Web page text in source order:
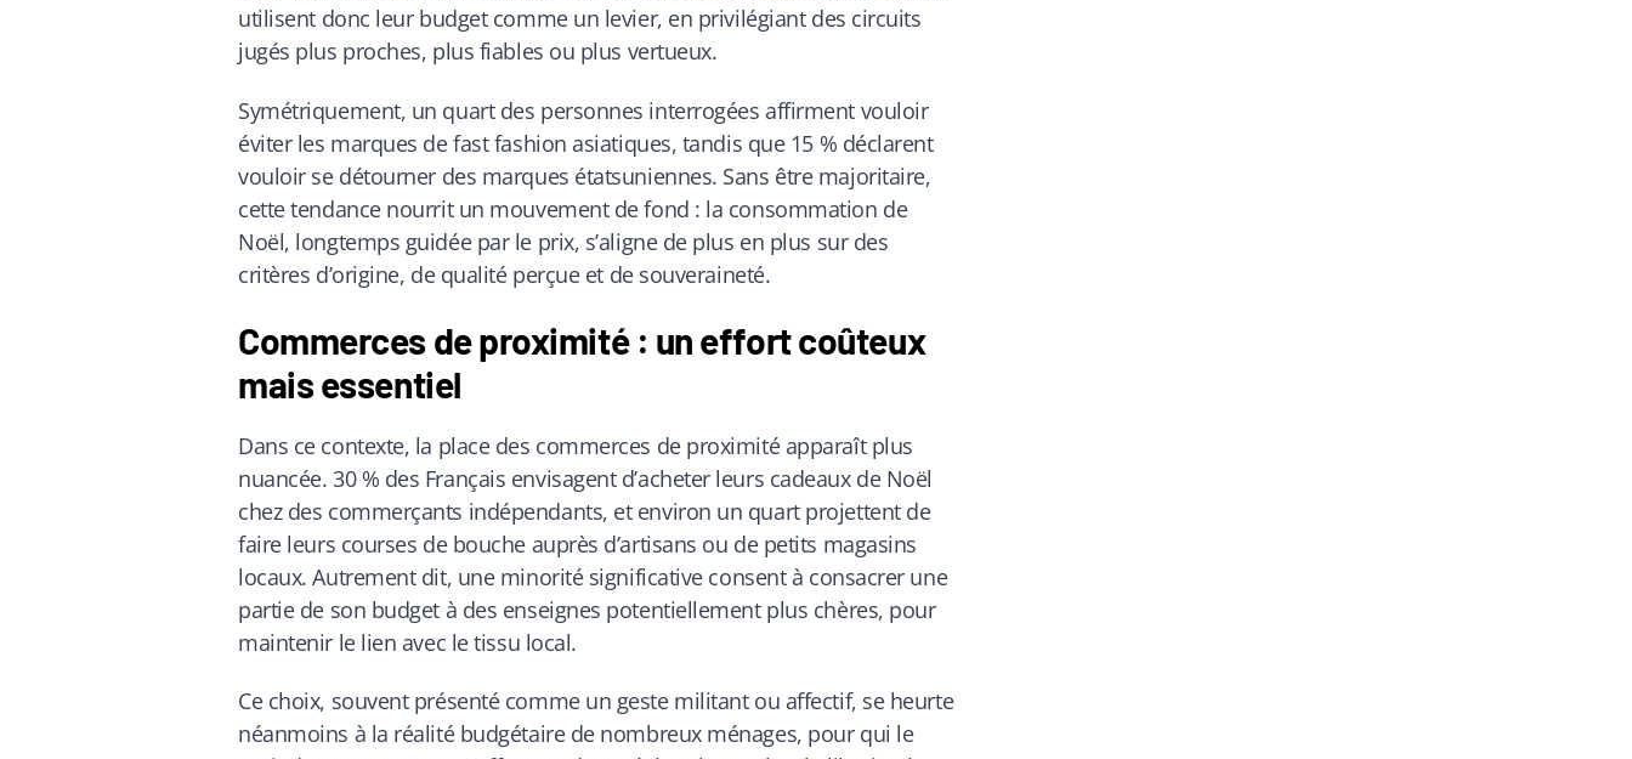
utilisent donc leur budget comme un levier, en privilégiant des circuits
jugés plus proches, plus fiables ou plus vertueux.
Symétriquement, un quart des personnes interrogées affirment vouloir
éviter les marques de fast fashion asiatiques, tandis que 15 % déclarent
vouloir se détourner des marques étatsuniennes. Sans être majoritaire,
cette tendance nourrit un mouvement de fond : la consommation de
Noël, longtemps guidée par le prix, s’aligne de plus en plus sur des
critères d’origine, de qualité perçue et de souveraineté.
Commerces de proximité : un effort coûteux
mais essentiel
Dans ce contexte, la place des commerces de proximité apparaît plus
nuancée. 30 % des Français envisagent d’acheter leurs cadeaux de Noël
chez des commerçants indépendants, et environ un quart projettent de
faire leurs courses de bouche auprès d’artisans ou de petits magasins
locaux. Autrement dit, une minorité significative consent à consacrer une
partie de son budget à des enseignes potentiellement plus chères, pour
maintenir le lien avec le tissu local.
Ce choix, souvent présenté comme un geste militant ou affectif, se heurte
néanmoins à la réalité budgétaire de nombreux ménages, pour qui le